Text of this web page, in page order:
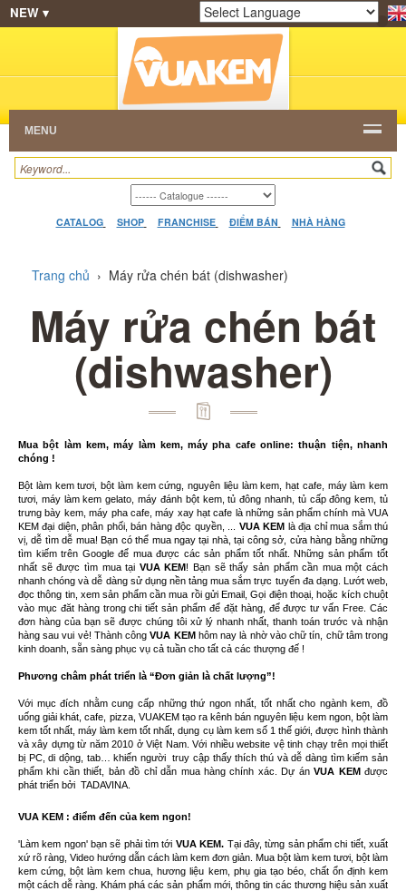
SHOP HẠT CAFE
NHÀ HÀNG
CATALOG VIDEO HỎI ĐÁP
NEW ▾
Powered by Translate
MENU
CATALOG SHOP FRANCHISE ĐIỂM BÁN NHÀ HÀNG
Trang chủ › Máy rửa chén bát (dishwasher)
Máy rửa chén bát
(dishwasher)
Mua bột làm kem, máy làm kem, máy pha cafe online: thuận tiện, nhanh
chóng !
Bột làm kem tươi, bột làm kem cứng, nguyên liệu làm kem, hạt cafe, máy làm kem
tươi, máy làm kem gelato, máy đánh bột kem, tủ đông nhanh, tủ cấp đông kem, tủ
trưng bày kem, máy pha cafe, máy xay hạt cafe là những sản phẩm chính mà VUA
KEM đại diện, phân phối, bán hàng độc quyền, ... VUA KEM là địa chỉ mua sắm thú
vị, dễ tìm dễ mua! Bạn có thể mua ngay tại nhà, tại công sở, cửa hàng bằng những
tìm kiếm trên Google để mua được các sản phẩm tốt nhất. Những sản phẩm tốt
nhất sẽ được tìm mua tại VUA KEM! Bạn sẽ thấy sản phẩm cần mua một cách
nhanh chóng và dễ dàng sử dụng nền tảng mua sắm trực tuyến đa dạng. Lướt web,
đọc thông tin, xem sản phẩm cần mua rồi gửi Email, Gọi điện thoại, hoặc kích chuột
vào mục đăt hàng trong chi tiết sản phẩm để đặt hàng, để được tư vấn Free. Các
đơn hàng của bạn sẽ được chúng tôi xử lý nhanh nhất, thanh toán trước và nhận
hàng sau vui vẻ! Thành côngVUA KEMhôm nay là nhờ vào chữ tín, chữ tâm trong
kinh doanh, sẵn sàng phục vụ cả tuần cho tất cả các thượng đế !
Phương châm phát triển là “Đơn giản là chất lượng”!
Với mục đích nhằm cung cấp những thứ ngon nhất, tốt nhất cho ngành kem, đồ
uống giải khát, cafe, pizza, VUAKEM tạo ra kênh bán nguyên liệu kem ngon, bột làm
kem tốt nhất, máy làm kem tốt nhất, dụng cụ làm kem số 1 thế giới, được hình thành
và xây dựng từ năm 2010 ở Việt Nam. Với nhiều website vệ tinh chạy trên mọi thiết
bị PC, di dộng, tab… khiến người truy cập thấy thích thú và dễ dàng tìm kiếm sản
phẩm khi cần thiết, bản đồ chỉ dẫn mua hàng chính xác. Dự ánVUA KEMđược
phát triển bởi TADAVINA
VUA KEM : điểm đến của kem ngon!
'Làm kem ngon' bạn sẽ phải tìm tới VUA KEM. Tại đây, từng sản phẩm chi tiết, xuất
xứ rõ ràng, Video hướng dẫn cách làm kem đơn giản. Mua bột làm kem tươi, bột làm
kem cứng, bột làm kem chua, hương liệu kem, phụ gia tạo béo, chất ổn định kem
một cách dễ ràng. Khám phá các sản phẩm mới, thông tin các thương hiệu sản xuất